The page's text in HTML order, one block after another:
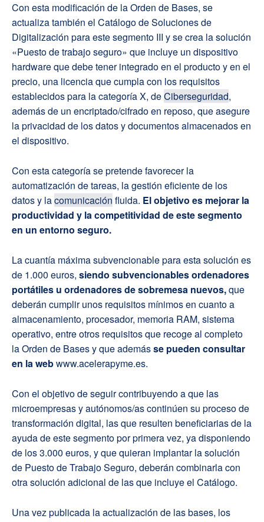
Con esta modificación de la Orden de Bases, se
actualiza también el Catálogo de Soluciones de
Digitalización para este segmento III y se crea la solución
«Puesto de trabajo seguro» que incluye un dispositivo
hardware que debe tener integrado en el producto y en el
precio, una licencia que cumpla con los requisitos
establecidos para la categoría X, deCiberseguridad,
además de un encriptado/cifrado en reposo, que asegure
la privacidad de los datos y documentos almacenados en
el dispositivo.
Con esta categoría se pretende favorecer la
automatización de tareas, la gestión eficiente de los
datos y lacomunicación fluida. El objetivo es mejorar la
productividad y la competitividad de este segmento
en un entorno seguro.
La cuantía máxima subvencionable para esta solución es
de 1.000 euros, siendo subvencionables ordenadores
portátiles u ordenadores de sobremesa nuevos,que
deberán cumplir unos requisitos mínimos en cuanto a
almacenamiento, procesador, memoria RAM, sistema
operativo, entre otros requisitos que recoge al completo
la Orden de Bases y que ademásse pueden consultar
en la webwww.acelerapyme.es.
Con el objetivo de seguir contribuyendo a que las
microempresas y autónomos/as continúen su proceso de
transformación digital, las que resulten beneficiarias de la
ayuda de este segmento por primera vez, ya disponiendo
de los 3.000 euros, y que quieran implantar la solución
de Puesto de Trabajo Seguro, deberán combinarla con
otra solución adicional de las que incluye el Catálogo.
Una vez publicada la actualización de las bases, los